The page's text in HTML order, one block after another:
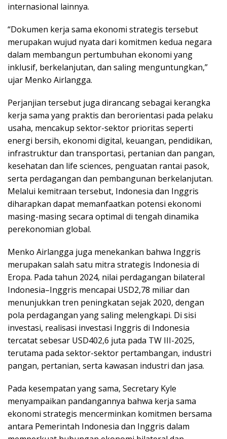
internasional lainnya.
“Dokumen kerja sama ekonomi strategis tersebut
merupakan wujud nyata dari komitmen kedua negara
dalam membangun pertumbuhan ekonomi yang
inklusif, berkelanjutan, dan saling menguntungkan,”
ujar Menko Airlangga.
Perjanjian tersebut juga dirancang sebagai kerangka
kerja sama yang praktis dan berorientasi pada pelaku
usaha, mencakup sektor-sektor prioritas seperti
energi bersih, ekonomi digital, keuangan, pendidikan,
infrastruktur dan transportasi, pertanian dan pangan,
kesehatan dan life sciences, penguatan rantai pasok,
serta perdagangan dan pembangunan berkelanjutan.
Melalui kemitraan tersebut, Indonesia dan Inggris
diharapkan dapat memanfaatkan potensi ekonomi
masing-masing secara optimal di tengah dinamika
perekonomian global.
Menko Airlangga juga menekankan bahwa Inggris
merupakan salah satu mitra strategis Indonesia di
Eropa. Pada tahun 2024, nilai perdagangan bilateral
Indonesia–Inggris mencapai USD2,78 miliar dan
menunjukkan tren peningkatan sejak 2020, dengan
pola perdagangan yang saling melengkapi. Di sisi
investasi, realisasi investasi Inggris di Indonesia
tercatat sebesar USD402,6 juta pada TW III-2025,
terutama pada sektor-sektor pertambangan, industri
pangan, pertanian, serta kawasan industri dan jasa.
Pada kesempatan yang sama, Secretary Kyle
menyampaikan pandangannya bahwa kerja sama
ekonomi strategis mencerminkan komitmen bersama
antara Pemerintah Indonesia dan Inggris dalam